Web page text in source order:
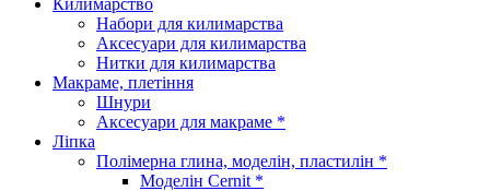
Набори для килимарства
Аксесуари для килимарства
Нитки для килимарства
Макраме, плетіння
Шнури
Аксесуари для макраме *
Ліпка
Полімерна глина, моделін, пластилін *
Моделін Cernit *